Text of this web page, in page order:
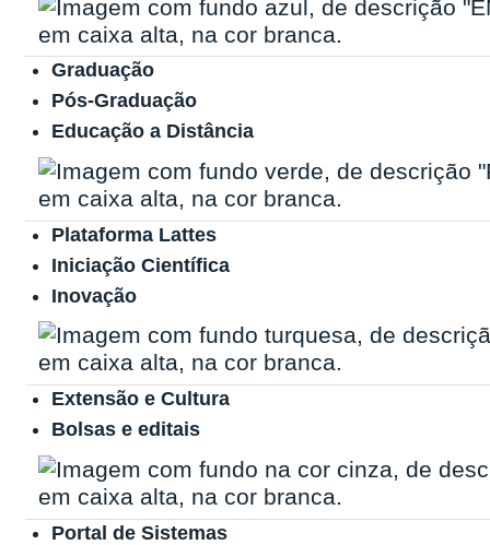
Graduação
Pós-Graduação
Educação a Distância
Plataforma Lattes
Iniciação Científica
Inovação
Extensão e Cultura
Bolsas e editais
Portal de Sistemas